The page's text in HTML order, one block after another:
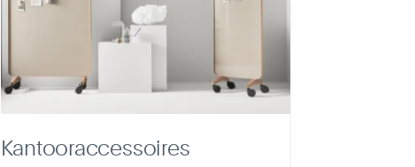
Kantooraccessoires